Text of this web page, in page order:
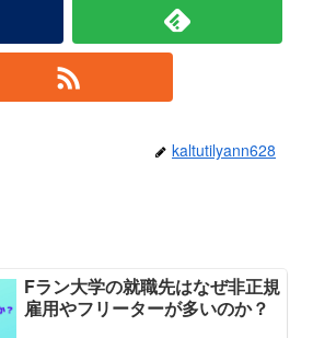
kaltutilyann628
Fラン大学の就職先はなぜ非正規
雇用やフリーターが多いのか？